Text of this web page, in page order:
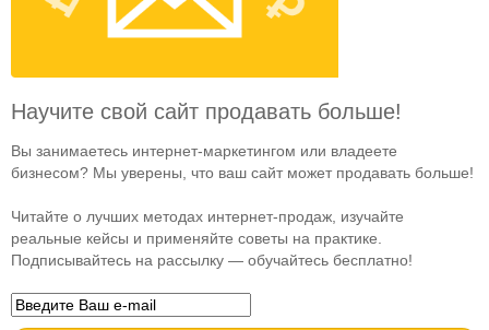
Научите свой сайт продавать больше!
Вы занимаетесь интернет-маркетингом или владеете
бизнесом? Мы уверены, что ваш сайт может продавать больше!
Читайте о лучших методах интернет-продаж, изучайте
реальные кейсы и применяйте советы на практике.
Подписывайтесь на рассылку — обучайтесь бесплатно!